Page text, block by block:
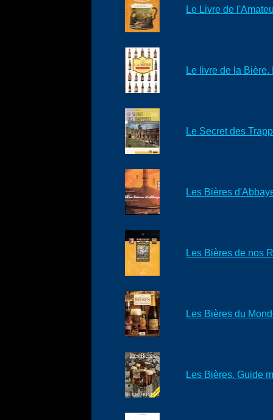
Le Livre de
Le livre de la
Le Secret des
Les Bières
Les Bières de nos
Les Bières du
Les Bières. Guide